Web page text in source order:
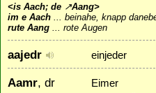
<is Aach; de ↗Aang>
im e Aach
beinahe, knapp
rute Aang
rote Augen
aajedr einjeder
Aamr, dr Eimer